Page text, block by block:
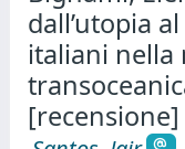
dall’utopia
italiani nella
[recensione]